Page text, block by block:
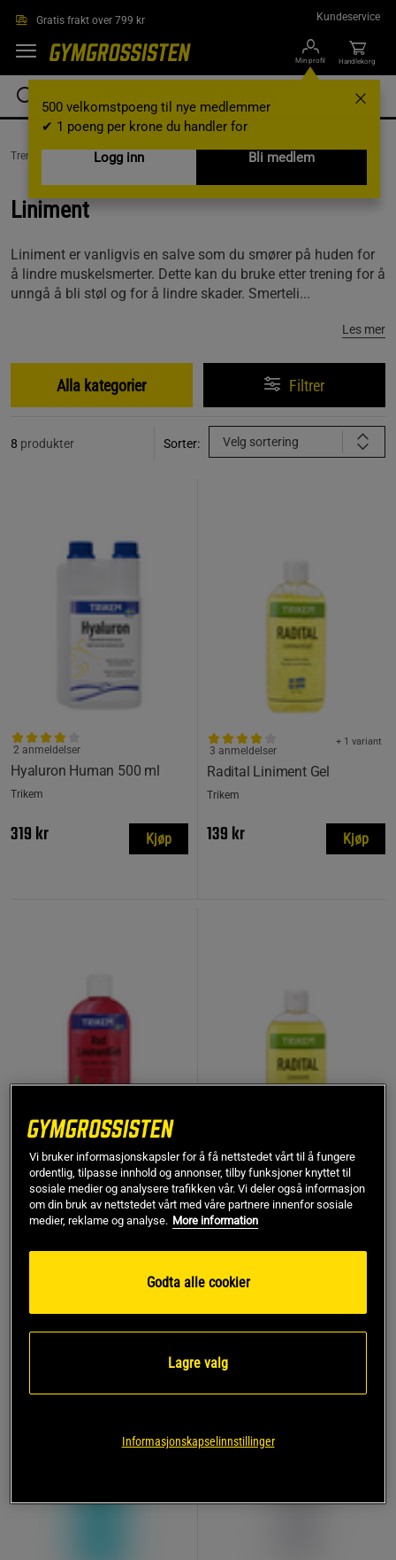
Gratis frakt over 799 kr Kundeservice
Min profil
500 velkomstpoeng til nye medlemmer
✔ 1 poeng per krone du handler for
Logg inn
Bli medlem
Handlekorg
Treningsutstyr & tilbehør /Kroppspleie & Hygiene /Liniment
Liniment
Liniment er vanligvis en salve som du smører på huden for
å lindre muskelsmerter. Dette kan du bruke etter trening for å
unngå å bli støl og for å lindre skader. Smerteli...
Les mer
Alla kategorier Filtrer
8 produkter Sorter: Velg sortering
Hyaluron Human 500 ml
2 anmeldelser
Trikem
319 kr Kjøp
Radital Liniment Gel
+ 1 variant
3 anmeldelser
Trikem
139 kr Kjøp
Red LinimentGel 250 ml
1 anmeldelser
Trikem
Radital Liniment
+ 1 variant
2 anmeldelser
Trikem
Vi bruker informasjonskapsler for å få nettstedet vårt til å fungere
ordentlig, tilpasse innhold og annonser, tilby funksjoner knyttet til
sosiale medier og analysere trafikken vår. Vi deler også informasjon
om din bruk av nettstedet vårt med våre partnere innenfor sosiale
medier, reklame og analyse. More information
Godta alle cookier
Lagre valg
Informasjonskapselinnstillinger